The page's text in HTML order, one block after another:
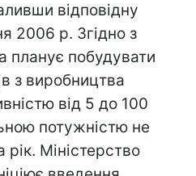
відповідну
2006 р. Згідно з
планує побудувати
з виробництва
від 5 до 100
потужністю не
Міністерство